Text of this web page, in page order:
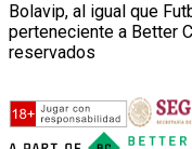
Bolavip, al igual que
perteneciente a Better
reservados